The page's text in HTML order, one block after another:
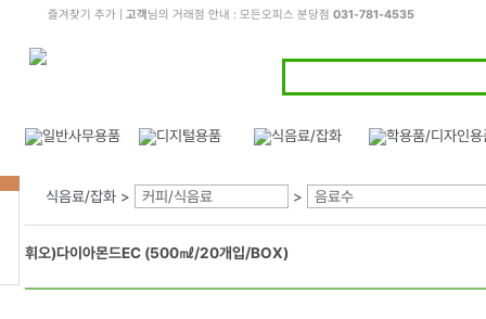
즐겨찾기 추가| 고객님의 거래점 안내 : 모든오피스 분당점 031-781-4535
식음료/잡화 > 커피/식음료 > 음료수
휘오)다이아몬드EC (500㎖/20개입/BOX)